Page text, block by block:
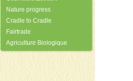
Nature progress
Cradle to Cradle
Fairtrade
Agriculture Biologique